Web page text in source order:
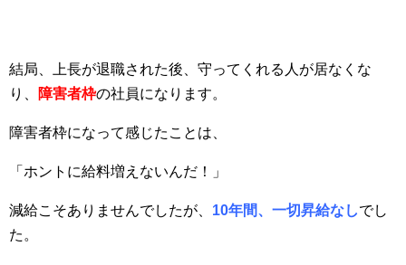
結局、上長が退職された後、守ってくれる人が居なくな
り、
障害者枠の社員になります。
障害者枠になって感じたことは、
「ホントに給料増えないんだ！」
減給こそありませんでしたが、 10年間、一切昇給なしでし
た。